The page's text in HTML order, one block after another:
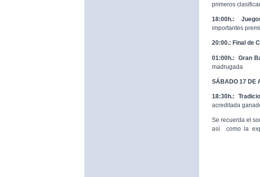
primeros
18:00h.:
importantes
20:00.: Final de
01:00h.: Gran
madrugada
SÁBADO 17 DE
18:30h.:
acreditada
Se recuerda el
así como la